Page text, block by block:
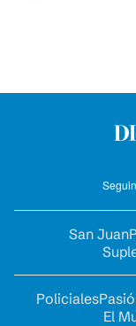
San Juan
Policiales
El